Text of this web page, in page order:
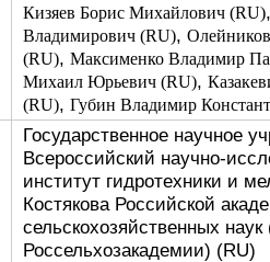
Кизяев Борис Михайлович (RU)
Владимирович (RU),
(RU), Максименко Владимир
Михаил Юрьевич (RU),
(RU), Губин Владимир
Государственное научное
Всероссийский научно-
институт гидротехники и
Костякова Российской
сельскохозяйственных
Россельхозакадемии) (RU)